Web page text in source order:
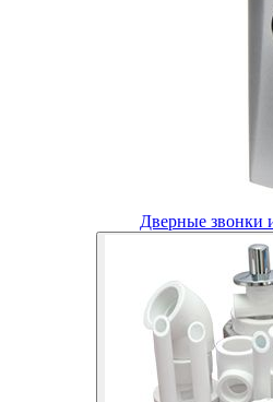
Дверные звонки